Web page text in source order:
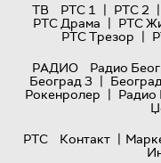
ТВ
РТС 1 | РТС 2 |
РТС Драма | РТС
РТС Трезор |
РАДИО
Радио
Београд 3 |
Рокенролер | Радио
РТС
Контакт |